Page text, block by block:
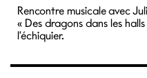
Rencontre musicale avec
« Des dragons dans les
l’échiquier.